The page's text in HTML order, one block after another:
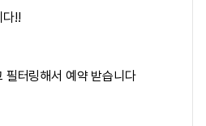
!!
터링해서 예약 받습니다